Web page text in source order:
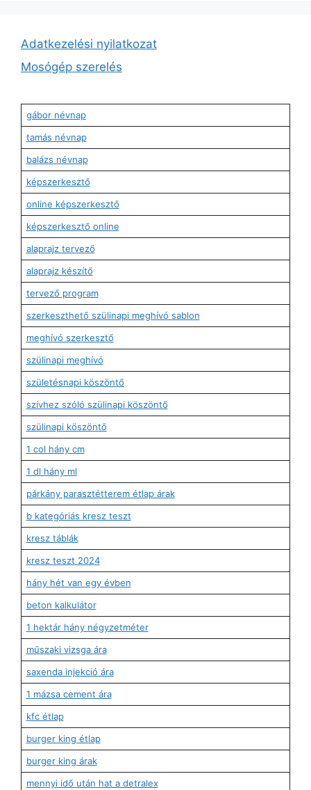
Adatkezelési nyilatkozat
Mosógép szerelés
gábor névnap
tamás névnap
balázs névnap
képszerkesztő
online képszerkesztő
képszerkesztő online
alaprajz tervező
alaprajz készítő
tervező program
szerkeszthető szülinapi meghívó sablon
meghívó szerkesztő
szülinapi meghívó
születésnapi köszöntő
szívhez szóló szülinapi köszöntő
szülinapi köszöntő
1 col hány cm
1 dl hány ml
párkány parasztétterem étlap árak
b kategóriás kresz teszt
kresz táblák
kresz teszt 2024
hány hét van egy évben
beton kalkulátor
1 hektár hány négyzetméter
műszaki vizsga ára
saxenda injekció ára
1 mázsa cement ára
kfc étlap
burger king étlap
burger king árak
mennyi idő után hat a detralex